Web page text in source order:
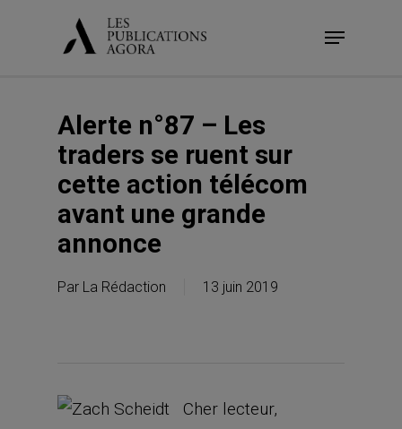
Menu
Alerte n°87 – Les
traders se ruent sur
cette action télécom
avant une grande
annonce
Par La Rédaction 13 juin 2019
Cher lecteur,